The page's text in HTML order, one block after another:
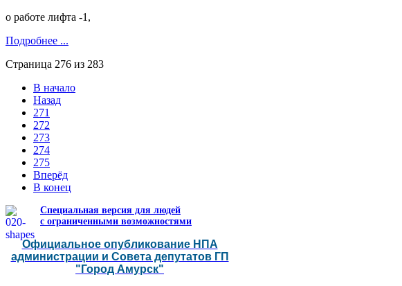
о работе лифта -1,
Подробнее ...
Страница 276 из 283
В начало
Назад
271
272
273
274
275
Вперёд
В конец
Специальная версия для людей
с ограниченными возможностями
Официальное опубликование НПА
администрации и Совета депутатов ГП
"Город Амурск"